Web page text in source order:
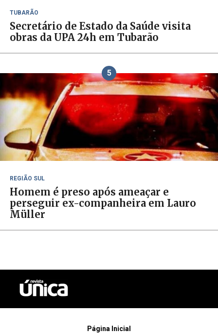
TUBARÃO
Secretário de Estado da Saúde visita
obras da UPA 24h em Tubarão
5
REGIÃO SUL
Homem é preso após ameaçar e
perseguir ex-companheira em Lauro
Müller
Página Inicial